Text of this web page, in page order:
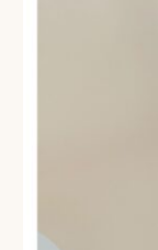
VOLG BESTELLING